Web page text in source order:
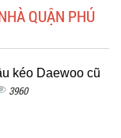
QUẬN PHÚ
kéo Daewoo cũ
3960